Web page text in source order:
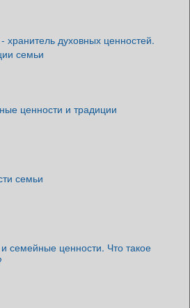
хранитель духовных ценностей.
семьи
ценности и традиции
семьи
семейные ценности. Что такое